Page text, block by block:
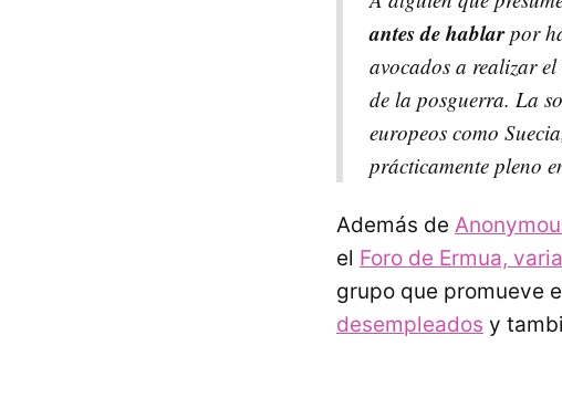
antes de hablarpor
avocados a realizar
de la posguerra. La
europeos como
prácticamente pleno
Además de
el Foro de Ermua,
grupo que promueve
desempleados y